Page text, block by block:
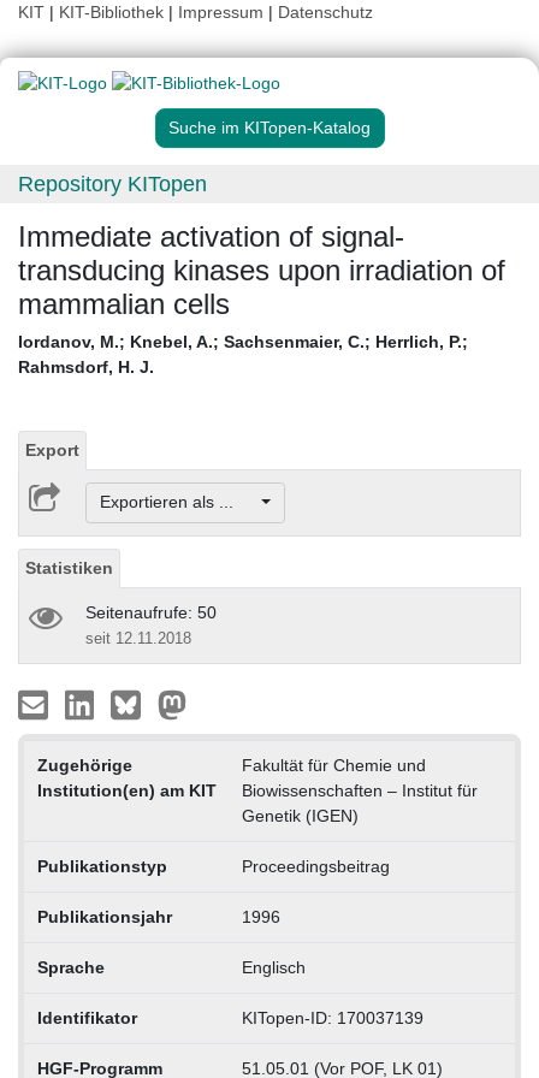
KIT | KIT-Bibliothek | Impressum | Datenschutz
Suche im KITopen-Katalog
Repository KITopen
Immediate activation of signal-
transducing kinases upon irradiation of
mammalian cells
Iordanov, M.; Knebel, A.; Sachsenmaier, C.; Herrlich, P.;
Rahmsdorf, H. J.
Export
Exportieren als ...
Statistiken
Seitenaufrufe: 50
seit 12.11.2018
Zugehörige
Institution(en) am KIT
Fakultät für Chemie und
Biowissenschaften – Institut für
Genetik (IGEN)
Publikationstyp Proceedingsbeitrag
Publikationsjahr 1996
Sprache Englisch
Identifikator KITopen-ID: 170037139
HGF-Programm 51.05.01 (Vor POF, LK 01)